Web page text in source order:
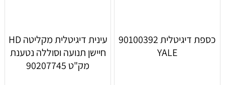
כספת ‏דיגיטלית 90100392
YALE
עינית דיגיטלית מקליטה HD
חיישן תנועה וסוללה נטענת
מק"ט 90207745